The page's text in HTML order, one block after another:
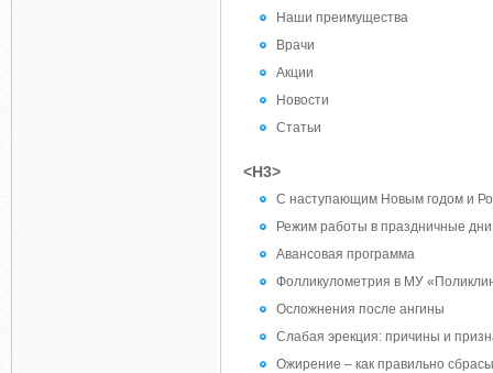
Наши преимущества
Врачи
Акции
Новости
Статьи
<H3>
С наступающим Новым годом и
Режим работы в праздничные
Авансовая программа
Фолликулометрия в МУ
Осложнения после ангины
Слабая эрекция: причины и
Ожирение – как правильно